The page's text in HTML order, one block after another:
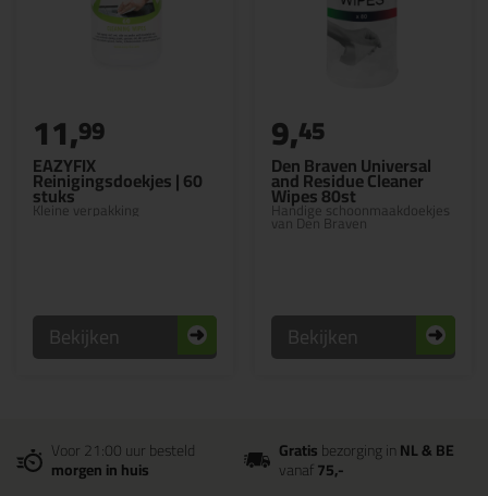
EAZYFIX
Reinigingsdoekjes | 60
stuks
Kleine verpakking
11,99
Bekijken
Den Braven Universal
and Residue Cleaner
Wipes 80st
Handige schoonmaakdoekjes
van Den Braven
9,45
Bekijken
Voor 21:00 uur besteld
morgen in huis
Gratisbezorging inNL & BE
vanaf75,-